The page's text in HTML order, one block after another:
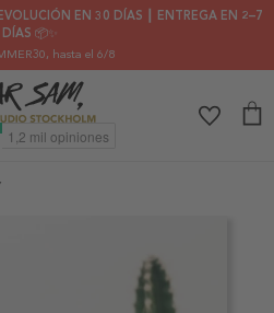
EN 30 DÍAS ┃ ENTREGA EN 2–7
DÍAS 📦✨
, hasta el 6/8